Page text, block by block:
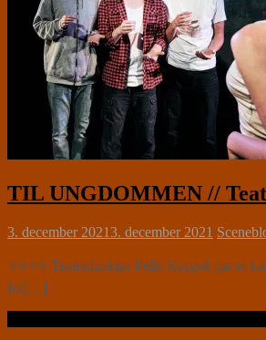
TIL UNGDOMMEN //
3. december 20213. december 2021
⭐⭐⭐⭐ Teaterdirektør Pelle Koppel gør et
for[…]